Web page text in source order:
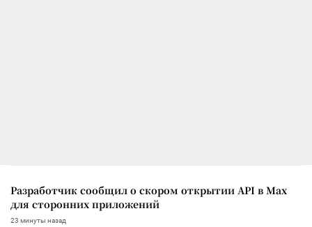
Разработчик сообщил о скором открытии API в Max
для сторонних приложений
23 минуты назад